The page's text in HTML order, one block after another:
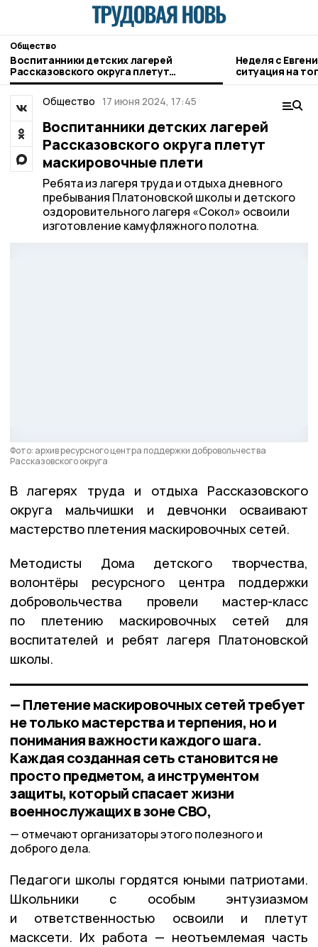
Общество
Воспитанники детских лагерей
Рассказовского округа плетут
маскировочные плети
Неделя с
ситуация на
городе и
Общество 17 июня 2024, 17:45
Воспитанники детских лагерей
Рассказовского округа плетут
маскировочные плети
Ребята из лагеря труда и отдыха дневного
пребывания Платоновской школы и детского
оздоровительного лагеря «Сокол» освоили
изготовление камуфляжного полотна.
Фото: архив ресурсного центра поддержки добровольчества
Рассказовского округа
В лагерях труда и отдыха Рассказовского
округа мальчишки и девчонки осваивают
мастерство плетения маскировочных сетей.
Методисты Дома детского творчества,
волонтёры ресурсного центра поддержки
добровольчества провели мастер-класс
по плетению маскировочных сетей для
воспитателей и ребят лагеря Платоновской
школы.
— Плетение маскировочных сетей требует
не только мастерства и терпения, но и
понимания важности каждого шага.
Каждая созданная сеть становится не
просто предметом, а инструментом
защиты, который спасает жизни
военнослужащих в зоне СВО,
отмечают организаторы этого полезного и
доброго дела.
Педагоги школы гордятся юными патриотами.
Школьники с особым энтузиазмом
и ответственностью освоили и плетут
масксети. Их работа — неотъемлемая часть